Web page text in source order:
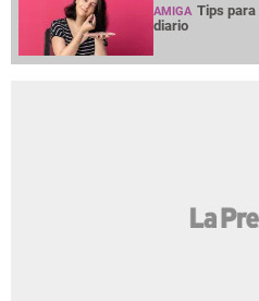
AMIGA Tips
diario